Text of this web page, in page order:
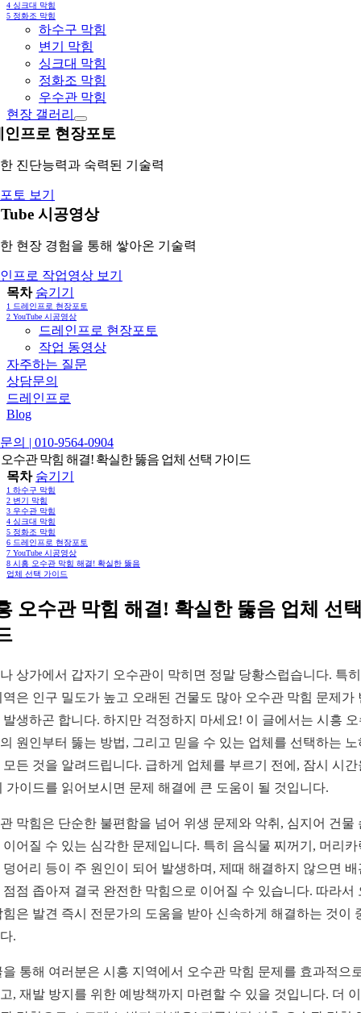
4 싱크대 막힘
5 정화조 막힘
하수구 막힘
변기 막힘
싱크대 막힘
정화조 막힘
우수관 막힘
현장 갤러리
인프로 현장포토
진단능력과 숙력된 기술력
토 보기
시공영상
현장 경험을 통해 쌓아온 기술력
프로 작업영상 보기
목차 숨기기
1 드레인프로 현장포토
2 YouTube 시공영상
드레인프로 현장포토
작업 동영상
자주하는 질문
상담문의
드레인프로
Blog
의 | 010-9564-0904
수관 막힘 해결! 확실한 뚫음 업체 선택 가이드
목차 숨기기
1 하수구 막힘
2 변기 막힘
3 우수관 막힘
4 싱크대 막힘
5 정화조 막힘
6 드레인프로 현장포토
7 YouTube 시공영상
8 시흥 오수관 막힘 해결! 확실한 뚫음
업체 선택 가이드
오수관 막힘 해결! 확실한 뚫음 업체 선
상가에서 갑자기 오수관이 막히면 정말 당황스럽습니다. 특
역은 인구 밀도가 높고 오래된 건물도 많아 오수관 막힘 문제가
발생하곤 합니다. 하지만 걱정하지 마세요! 이 글에서는 시흥
원인부터 뚫는 방법, 그리고 믿을 수 있는 업체를 선택하는 노
모든 것을 알려드립니다. 급하게 업체를 부르기 전에, 잠시 시간
가이드를 읽어보시면 문제 해결에 큰 도움이 될 것입니다.
막힘은 단순한 불편함을 넘어 위생 문제와 악취, 심지어 건물
이어질 수 있는 심각한 문제입니다. 특히 음식물 찌꺼기, 머리카
덩어리 등이 주 원인이 되어 발생하며, 제때 해결하지 않으면 배
점점 좁아져 결국 완전한 막힘으로 이어질 수 있습니다. 따라서
힘은 발견 즉시 전문가의 도움을 받아 신속하게 해결하는 것이
.
을 통해 여러분은 시흥 지역에서 오수관 막힘 문제를 효과적으
, 재발 방지를 위한 예방책까지 마련할 수 있을 것입니다. 더